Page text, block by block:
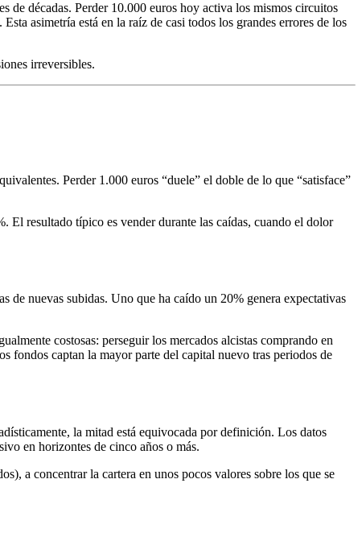
de décadas. Perder 10.000 euros hoy activa los mismos circuitos
asimetría está en la raíz de casi todos los grandes errores de los
irreversibles.
Perder 1.000 euros “duele” el doble de lo que “satisface”
El resultado típico es vender durante las caídas, cuando el dolor
de nuevas subidas. Uno que ha caído un 20% genera expectativas
costosas: perseguir los mercados alcistas comprando en
fondos captan la mayor parte del capital nuevo tras periodos de
la mitad está equivocada por definición. Los datos
en horizontes de cinco años o más.
a concentrar la cartera en unos pocos valores sobre los que se